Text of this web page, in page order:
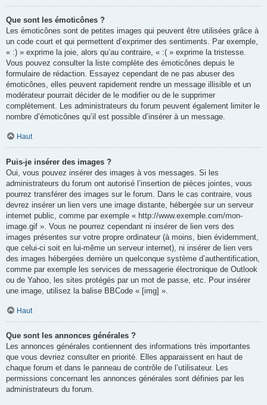
Que sont les émoticônes ?
Les émoticônes sont de petites images qui peuvent être utilisées grâce à
un code court et qui permettent d’exprimer des sentiments. Par exemple,
« :) » exprime la joie, alors qu’au contraire, « :( » exprime la tristesse.
Vous pouvez consulter la liste complète des émoticônes depuis le
formulaire de rédaction. Essayez cependant de ne pas abuser des
émoticônes, elles peuvent rapidement rendre un message illisible et un
modérateur pourrait décider de le modifier ou de le supprimer
complètement. Les administrateurs du forum peuvent également limiter le
nombre d’émoticônes qu’il est possible d’insérer à un message.
Haut
Puis-je insérer des images ?
Oui, vous pouvez insérer des images à vos messages. Si les
administrateurs du forum ont autorisé l’insertion de pièces jointes, vous
pourrez transférer des images sur le forum. Dans le cas contraire, vous
devrez insérer un lien vers une image distante, hébergée sur un serveur
internet public, comme par exemple « http://www.exemple.com/mon-
image.gif ». Vous ne pourrez cependant ni insérer de lien vers des
images présentes sur votre propre ordinateur (à moins, bien évidemment,
que celui-ci soit en lui-même un serveur internet), ni insérer de lien vers
des images hébergées derrière un quelconque système d’authentification,
comme par exemple les services de messagerie électronique de Outlook
ou de Yahoo, les sites protégés par un mot de passe, etc. Pour insérer
une image, utilisez la balise BBCode « [img] ».
Haut
Que sont les annonces générales ?
Les annonces générales contiennent des informations très importantes
que vous devriez consulter en priorité. Elles apparaissent en haut de
chaque forum et dans le panneau de contrôle de l’utilisateur. Les
permissions concernant les annonces générales sont définies par les
administrateurs du forum.